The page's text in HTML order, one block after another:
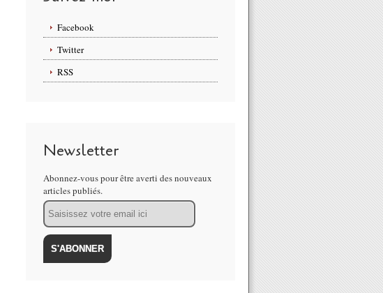
Facebook
Twitter
RSS
Newsletter
Abonnez-vous pour être averti des nouveaux
articles publiés.
Email